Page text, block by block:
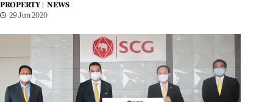
PROPERTY |
NEWS
29 Jun 2020